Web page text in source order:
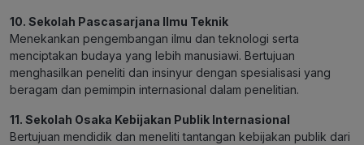
10. Sekolah Pascasarjana Ilmu Teknik
Menekankan pengembangan ilmu dan teknologi serta
menciptakan budaya yang lebih manusiawi. Bertujuan
menghasilkan peneliti dan insinyur dengan spesialisasi yang
beragam dan pemimpin internasional dalam penelitian.
11. Sekolah Osaka Kebijakan Publik Internasional
Bertujuan mendidik dan meneliti tantangan kebijakan publik dari